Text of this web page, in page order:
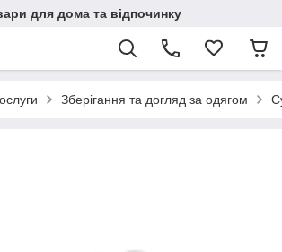
для дома та відпочинку
Зберігання та догляд за одягом